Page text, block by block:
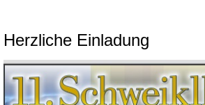
Herzliche Einladung